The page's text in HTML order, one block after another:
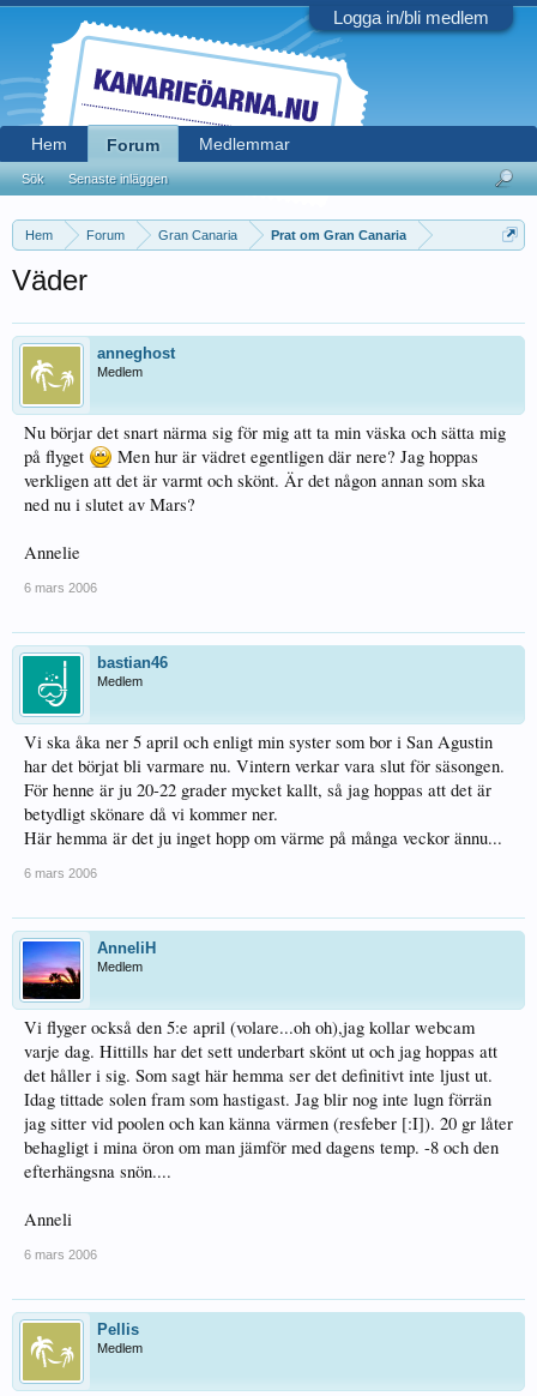
Logga in/bli medlem
Hem Forum Gran Canaria Prat om Gran Canaria
Väder
anneghost
Medlem
Nu börjar det snart närma sig för mig att ta min väska och sätta mig
på flyget
Men hur är vädret egentligen där nere? Jag hoppas
verkligen att det är varmt och skönt. Är det någon annan som ska
ned nu i slutet av Mars?
Annelie
6 mars 2006
bastian46
Medlem
Vi ska åka ner 5 april och enligt min syster som bor i San Agustin
har det börjat bli varmare nu. Vintern verkar vara slut för säsongen.
För henne är ju 20-22 grader mycket kallt, så jag hoppas att det är
betydligt skönare då vi kommer ner.
Här hemma är det ju inget hopp om värme på många veckor ännu...
6 mars 2006
AnneliH
Medlem
Vi flyger också den 5:e april (volare...oh oh),jag kollar webcam
varje dag. Hittills har det sett underbart skönt ut och jag hoppas att
det håller i sig. Som sagt här hemma ser det definitivt inte ljust ut.
Idag tittade solen fram som hastigast. Jag blir nog inte lugn förrän
jag sitter vid poolen och kan känna värmen (resfeber [:I]). 20 gr låter
behagligt i mina öron om man jämför med dagens temp. -8 och den
efterhängsna snön....
Anneli
6 mars 2006
Pellis
Medlem
Hem Forum
Sök Senaste inläggen
Medlemmar